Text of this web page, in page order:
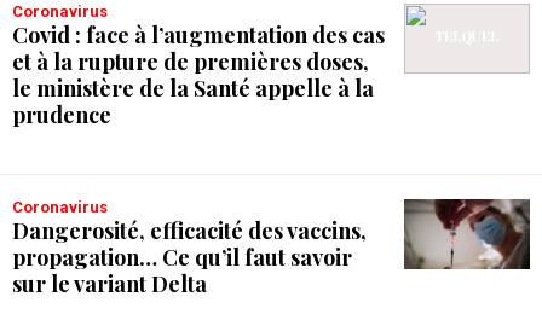
Coronavirus
Covid : face à l’augmentation des cas
et à la rupture de premières doses,
le ministère de la Santé appelle à la
prudence
Coronavirus
Dangerosité, efficacité des vaccins,
propagation… Ce qu’il faut savoir
sur le variant Delta